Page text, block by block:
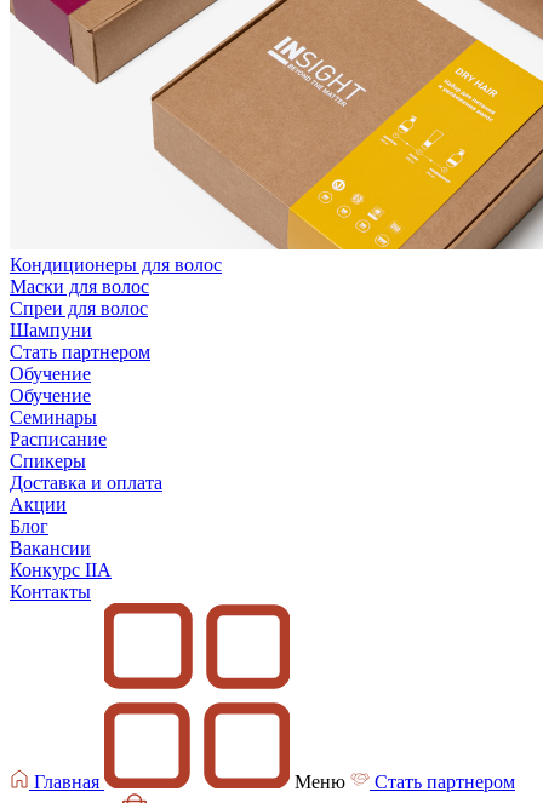
Кондиционеры для волос
Маски для волос
Спреи для волос
Шампуни
Стать партнером
Обучение
Обучение
Семинары
Расписание
Спикеры
Доставка и оплата
Акции
Блог
Вакансии
Конкурс IIA
Контакты
Главная Меню
Стать партнером